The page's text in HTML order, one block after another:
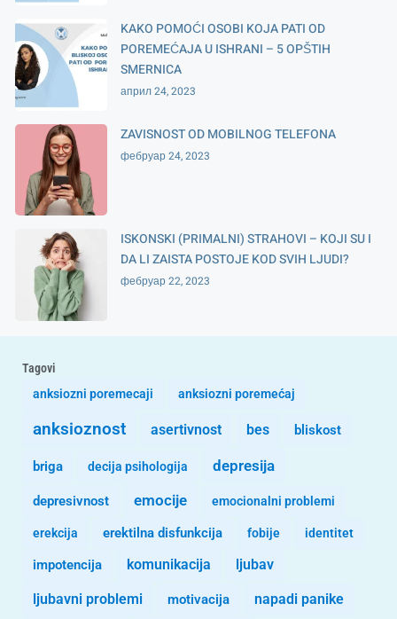
KAKO POMOĆI OSOBI KOJA PATI OD
POREMEĆAJA U ISHRANI – 5 OPŠTIH
SMERNICA
април 24, 2023
ZAVISNOST OD MOBILNOG TELEFONA
фебруар 24, 2023
ISKONSKI (PRIMALNI) STRAHOVI – KOJI SU I
DA LI ZAISTA POSTOJE KOD SVIH LJUDI?
фебруар 22, 2023
Tagovi
anksiozni poremecaji
anksiozni poremećaj
anksioznost asertivnost bes bliskost
briga decija psihologija depresija
depresivnost emocije emocionalni problemi
erekcija erektilna disfunkcija fobije identitet
impotencija komunikacija ljubav
ljubavni problemi motivacija napadi panike